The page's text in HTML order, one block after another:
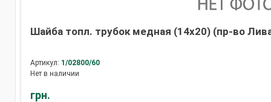
Шайба топл. трубок медная (14х20) (пр-во
Артикул: 1/02800/60
Нет в наличии
грн.